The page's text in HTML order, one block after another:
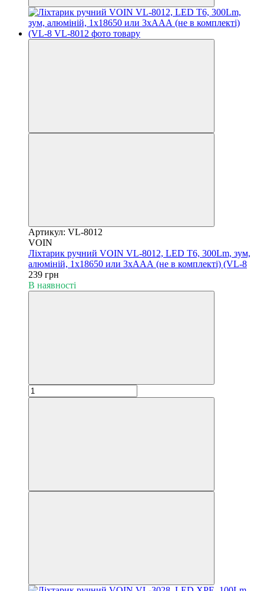
Артикул: VL-8012
VOIN
Ліхтарик ручний VOIN VL-8012, LED T6, 300Lm, зум,
алюміній, 1х18650 или 3хААА (не в комплекті) (VL-8
239 грн
В наявності